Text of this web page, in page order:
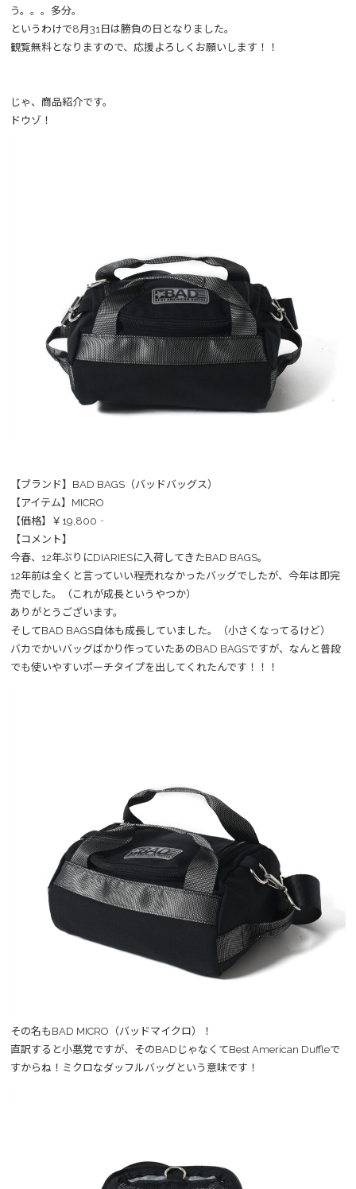
う。。。多分。
というわけで8月31日は勝負の日となりました。
観覧無料となりますので、応援よろしくお願いします！！
じゃ、商品紹介です。
ドウゾ！
【ブランド】BAD BAGS（バッドバッグス）
【アイテム】MICRO
【価格】￥19,800‐
【コメント】
今春、12年ぶりにDIARIESに入荷してきたBAD BAGS。
12年前は全くと言っていい程売れなかったバッグでしたが、今年は即完
売でした。（これが成長というやつか）
ありがとうございます。
そしてBAD BAGS自体も成長していました。（小さくなってるけど）
バカでかいバッグばかり作っていたあのBAD BAGSですが、なんと普段
でも使いやすいポーチタイプを出してくれたんです！！！
その名もBAD MICRO（バッドマイクロ）！
直訳すると小悪党ですが、そのBADじゃなくてBest American Duffleで
すからね！ミクロなダッフルバッグという意味です！